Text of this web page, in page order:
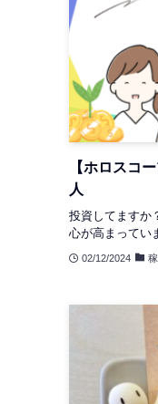
【ホロスコ
人
投資してますか
心が高まってい
02/12/2024